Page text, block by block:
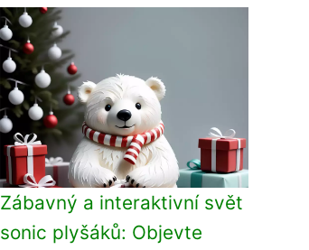
Zábavný a interaktivní svět
sonic plyšáků: Objevte